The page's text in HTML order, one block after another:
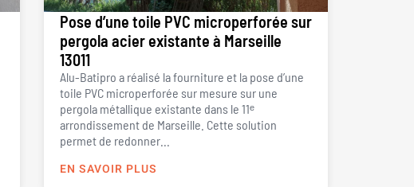
Pose d’une toile PVC microperforée sur
pergola acier existante à Marseille
13011
Alu-Batipro a réalisé la fourniture et la pose d’une
toile PVC microperforée sur mesure sur une
pergola métallique existante dans le 11ᵉ
arrondissement de Marseille. Cette solution
permet de redonner...
EN SAVOIR PLUS